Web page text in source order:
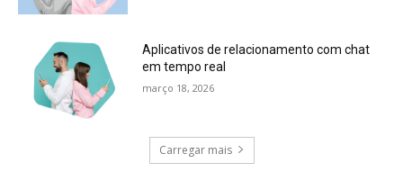
Aplicativos de relacionamento com chat
em tempo real
março 18, 2026
Carregar mais